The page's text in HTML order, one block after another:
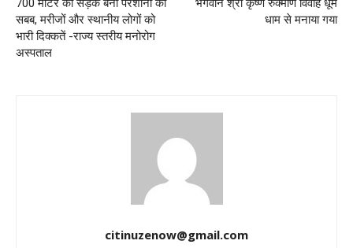
700 मीटर की सड़क बनी परेशानी का
सबब, मरीजों और स्थानीय लोगों को
भारी दिक्कतें -राज्य स्तरीय मनोरोग
अस्पताल
भगवान श्री कृष्ण रुक्मणि विवाह धूम
धाम से मनाया गया
citinuzenow@gmail.com